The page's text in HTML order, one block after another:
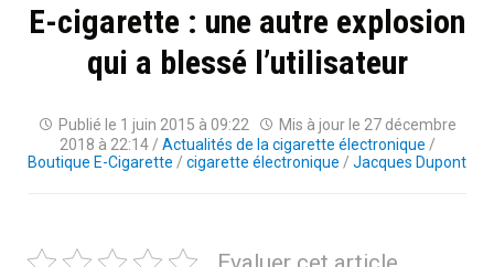
E-cigarette : une autre explosion
qui a blessé l’utilisateur
Publié le 1 juin 2015 à 09:22 Mis à jour le 27 décembre
2018 à 22:14 / Actualités de la cigarette électronique /
Boutique E-Cigarette / cigarette électronique / Jacques Dupont